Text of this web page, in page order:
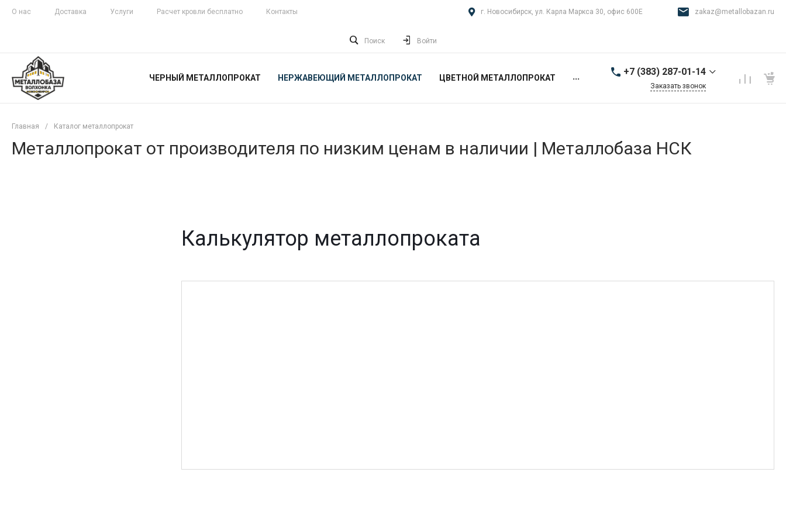
О нас Доставка Услуги Расчет кровли бесплатно Контакты г. Новосибирск, ул. Карла Маркса 30, офис 600Е zakaz@metallobazan.ru
Поиск Войти
ЧЕРНЫЙ МЕТАЛЛОПРОКАТ НЕРЖАВЕЮЩИЙ МЕТАЛЛОПРОКАТ ЦВЕТНОЙ МЕТАЛЛОПРОКАТ ... +7 (383) 287-01-14
9:00-18:00 пн-пт
Заказать звонок
Главная / Каталог металлопрокат
Металлопрокат от производителя по низким ценам в наличии | Металлобаза НСК
Калькулятор металлопроката